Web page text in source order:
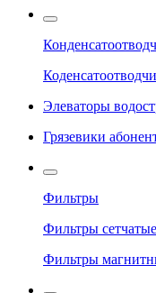
Элеваторы
Грязевики
Фильтры
Фильтры
Фильтры